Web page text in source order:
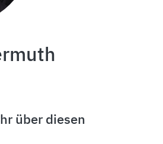
über diesen